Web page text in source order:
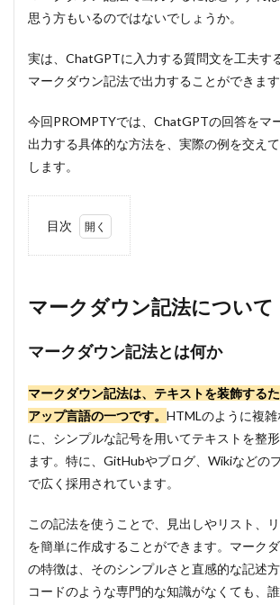
思う方もいるのではないでしょうか。
実は、ChatGPTに入力する質問文を工夫す
マークダウン記法で出力することができます
今回PROMPTYでは、ChatGPTの回答をマ
出力する具体的な方法を、実際の例を交え
します。
目次
ウン
いて
マー
クダ
ウン
記法
とは
何か
よく
使わ
れる
マー
クダ
マークダウン記法について
マークダウン記法とは何か
マークダウン記法は、テキストを装飾する
アップ言語の一つです。 HTMLのように複
に、シンプルな記号を用いてテキストを整
ます。特に、GitHubやブログ、Wikiなどの
で広く採用されています。
この記法を使うことで、見出しやリスト、
を簡単に作成することができます。マーク
の特徴は、そのシンプルさと直感的な記述方
コードのような専門的な知識がなくても、